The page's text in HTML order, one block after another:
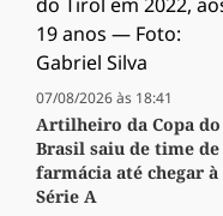
07/08/2026 às 18:41
Artilheiro da Copa do
Brasil saiu de time de
farmácia até chegar à
Série A